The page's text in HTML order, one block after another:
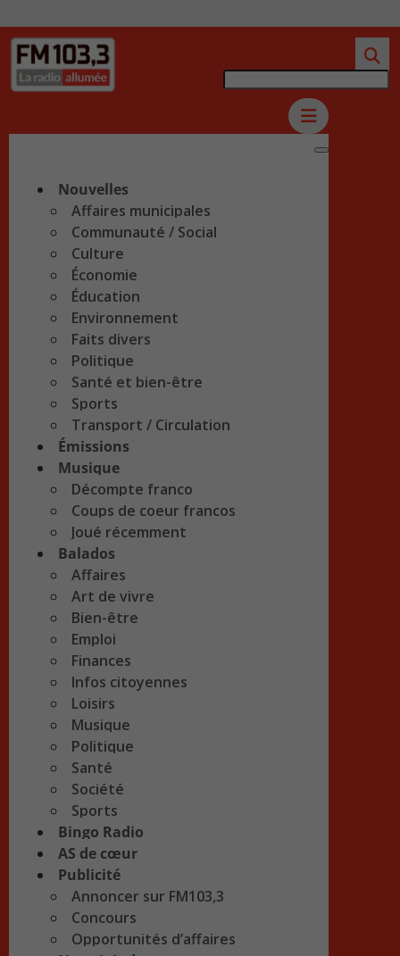
Nouvelles
Affaires municipales
Communauté / Social
Culture
Économie
Éducation
Environnement
Faits divers
Politique
Santé et bien-être
Sports
Transport / Circulation
Émissions
Musique
Décompte franco
Coups de coeur francos
Joué récemment
Balados
Affaires
Art de vivre
Bien-être
Emploi
Finances
Infos citoyennes
Loisirs
Musique
Politique
Santé
Société
Sports
Bingo Radio
AS de cœur
Publicité
Annoncer sur FM103,3
Concours
Opportunités d’affaires